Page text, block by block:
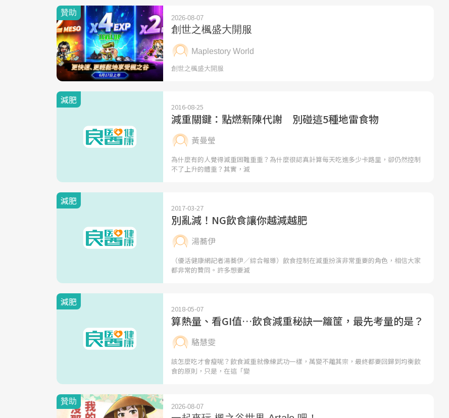
減肥
2016-08-25
減重關鍵：點燃新陳代謝 別碰這5種地雷食物
黃曼瑩
為什麼有的人覺得減重困難重重？為什麼很認真計算每天吃進多少卡路里，卻仍然控制
不了上升的體重？其實，減
減肥
2017-03-27
別亂減！NG飲食讓你越減越肥
湯蕎伊
（優活健康網記者湯蕎伊／綜合報導）飲食控制在減重扮演非常重要的角色，相信大家
都非常的贊同。許多想要減
減肥
2018-05-07
算熱量、看GI值…飲食減重秘訣一籮筐，最先考量的是？
駱慧雯
該怎麼吃才會瘦呢？飲食減重就像練武功一樣，萬變不離其宗，最終都要回歸到均衡飲
食的原則，只是，在這「變